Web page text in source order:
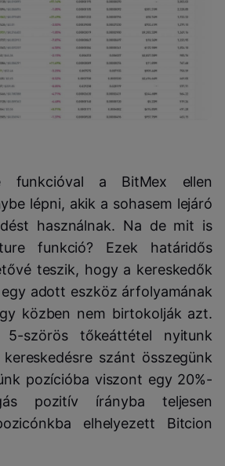
funkcióval a BitMex ellen
lépni, akik a sohasem lejáró
használnak. Na de mit is
funkció? Ezek határidős
teszik, hogy a kereskedők
adott eszköz árfolyamának
közben nem birtokolják azt.
szörös tőkeáttétel nyitunk
szánt összegünk
pozícióba viszont egy 20%-
pozitív írányba teljesen
elhelyezett Bitcion